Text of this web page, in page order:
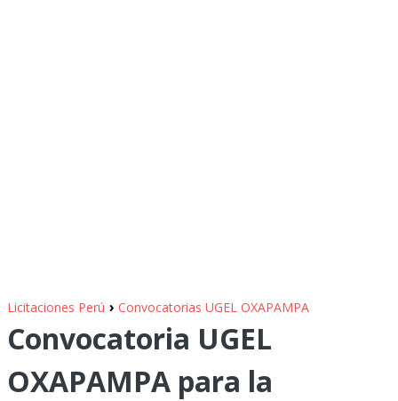
Licitaciones Perú › Convocatorias UGEL OXAPAMPA
Convocatoria UGEL
OXAPAMPA para la